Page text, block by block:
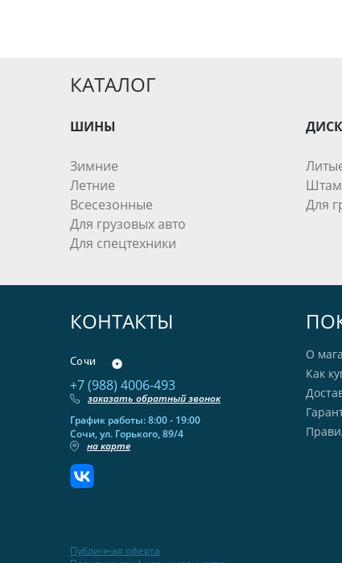
КАТАЛОГ
ШИНЫ
Зимние
Летние
Всесезонные
Для грузовых авто
Для спецтехники
Для
КОНТАКТЫ
Сочи
+7 (988) 4006-493
заказать обратный звонок
График работы: 8:00 - 19:00
Сочи, ул. Горького, 89/4
на карте
О
Как
Публичная оферта